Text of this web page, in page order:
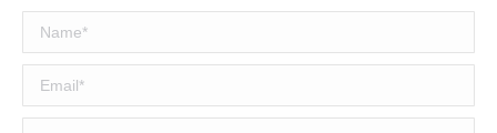
Name *
Email *